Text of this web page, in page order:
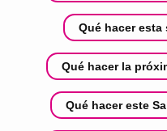
Qué hacer esta
Qué hacer la
Qué hacer este